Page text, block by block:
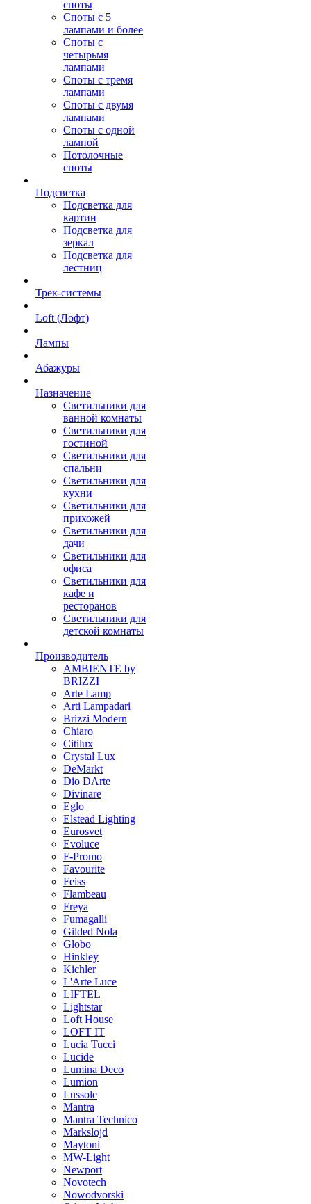
споты
Споты с 5
лампами и более
Споты с
четырьмя
лампами
Споты с тремя
лампами
Споты с двумя
лампами
Споты с одной
лампой
Потолочные
споты
Подсветка
Подсветка для
картин
Подсветка для
зеркал
Подсветка для
лестниц
Трек-системы
Loft (Лофт)
Лампы
Абажуры
Назначение
Светильники для
ванной комнаты
Светильники для
гостиной
Светильники для
спальни
Светильники для
кухни
Светильники для
прихожей
Светильники для
дачи
Светильники для
офиса
Светильники для
кафе и
ресторанов
Светильники для
детской комнаты
Производитель
AMBIENTE by
BRIZZI
Arte Lamp
Arti Lampadari
Brizzi Modern
Chiaro
Citilux
Crystal Lux
DeMarkt
Dio DArte
Divinare
Eglo
Elstead Lighting
Eurosvet
Evoluce
F-Promo
Favourite
Feiss
Flambeau
Freya
Fumagalli
Gilded Nola
Globo
Hinkley
Kichler
L'Arte Luce
LIFTEL
Lightstar
Loft House
LOFT IT
Lucia Tucci
Lucide
Lumina Deco
Lumion
Lussole
Mantra
Mantra Technico
Markslojd
Maytoni
MW-Light
Newport
Novotech
Nowodvorski